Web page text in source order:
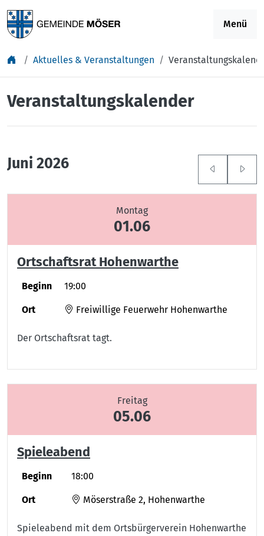
Menü
Aktuelles & Veranstaltungen
Veranstaltungskalender
Juni 2026
Montag
01.06
Ortschaftsrat Hohenwarthe
Beginn 19:00
Ort Freiwillige Feuerwehr Hohenwarthe
Der Ortschaftsrat tagt.
Freitag
05.06
Spieleabend
Beginn 18:00
Ort Möserstraße 2, Hohenwarthe
Spieleabend mit dem Ortsbürgerverein Hohenwarthe